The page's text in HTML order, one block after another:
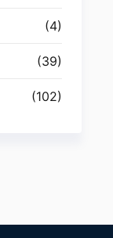
(4)
(39)
(102)